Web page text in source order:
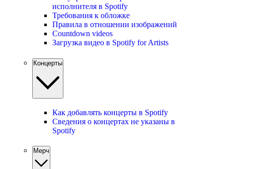
исполнителя в Spotify
Требования к обложке
Правила в отношении изображений
Countdown videos
Загрузка видео в Spotify for Artists
Концерты
Как добавлять концерты в Spotify
Сведения о концертах не указаны в
Spotify
Мерч